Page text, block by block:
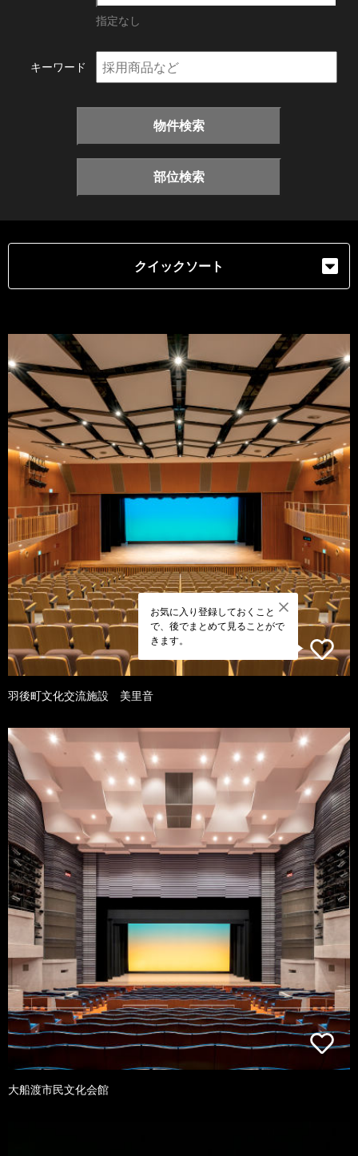
指定なし
キーワード
物件検索
部位検索
クイックソート
お気に入り登録しておくこと
で、後でまとめて見ることがで
きます。
羽後町文化交流施設 美里音
大船渡市民文化会館